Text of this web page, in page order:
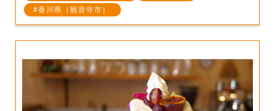
香川県（観音寺市）